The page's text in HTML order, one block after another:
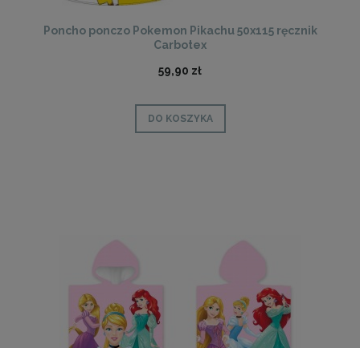
Poncho ponczo Pokemon Pikachu 50x115 ręcznik
Carbotex
59,90 zł
DO KOSZYKA